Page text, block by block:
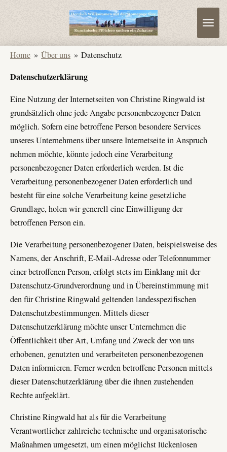
Home » Über uns » Datenschutz
Datenschutzerklärung
Eine Nutzung der Internetseiten von Christine Ringwald ist
grundsätzlich ohne jede Angabe personenbezogener Daten
möglich. Sofern eine betroffene Person besondere Services
unseres Unternehmens über unsere Internetseite in Anspruch
nehmen möchte, könnte jedoch eine Verarbeitung
personenbezogener Daten erforderlich werden. Ist die
Verarbeitung personenbezogener Daten erforderlich und
besteht für eine solche Verarbeitung keine gesetzliche
Grundlage, holen wir generell eine Einwilligung der
betroffenen Person ein.
Die Verarbeitung personenbezogener Daten, beispielsweise des
Namens, der Anschrift, E-Mail-Adresse oder Telefonnummer
einer betroffenen Person, erfolgt stets im Einklang mit der
Datenschutz-Grundverordnung und in Übereinstimmung mit
den für Christine Ringwald geltenden landesspezifischen
Datenschutzbestimmungen. Mittels dieser
Datenschutzerklärung möchte unser Unternehmen die
Öffentlichkeit über Art, Umfang und Zweck der von uns
erhobenen, genutzten und verarbeiteten personenbezogenen
Daten informieren. Ferner werden betroffene Personen mittels
dieser Datenschutzerklärung über die ihnen zustehenden
Rechte aufgeklärt.
Christine Ringwald hat als für die Verarbeitung
Verantwortlicher zahlreiche technische und organisatorische
Maßnahmen umgesetzt, um einen möglichst lückenlosen